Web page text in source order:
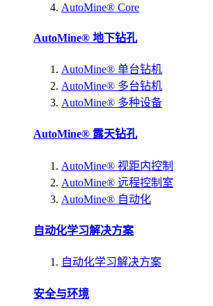
AutoMine® Core
AutoMine® 地下钻孔
AutoMine® 单台钻机
AutoMine® 多台钻机
AutoMine® 多种设备
AutoMine® 露天钻孔
AutoMine® 视距内控制
AutoMine® 远程控制室
AutoMine® 自动化
自动化学习解决方案
自动化学习解决方案
安全与环境